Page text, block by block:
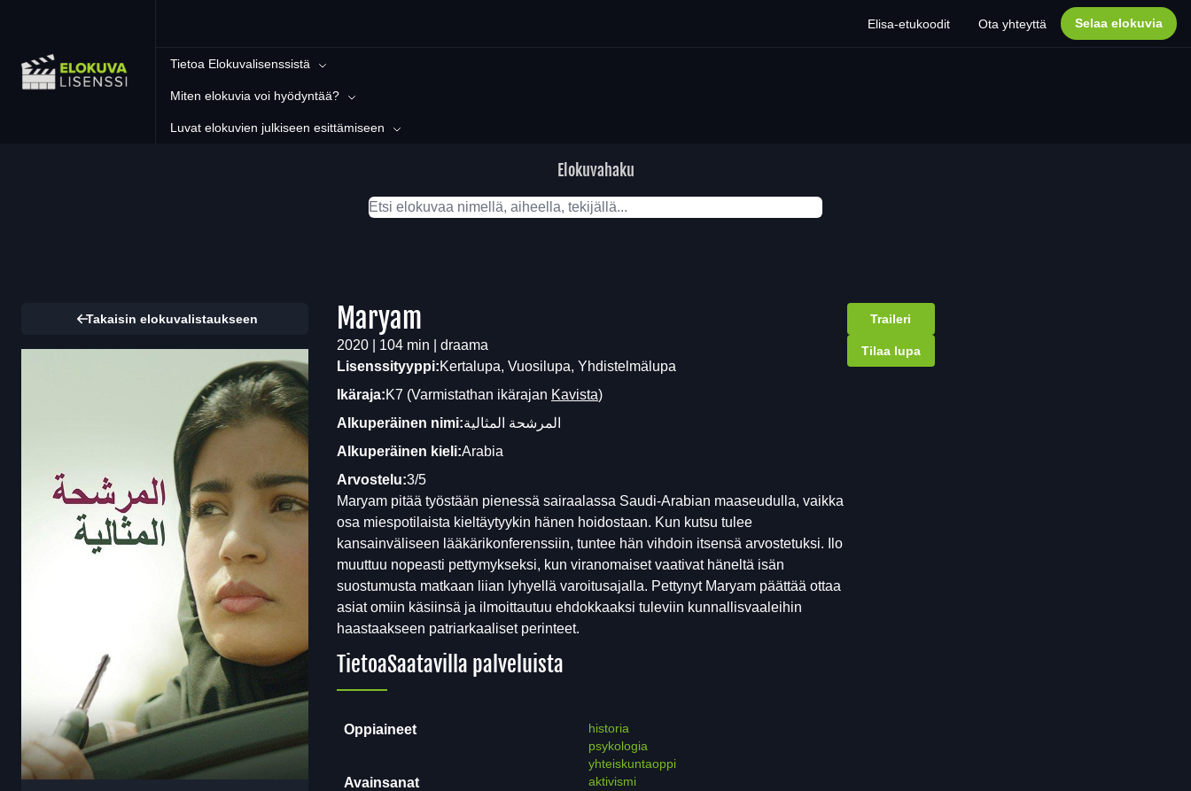
Elisa-etukoodit Ota yhteyttä Selaa elokuvia
Tietoa Elokuvalisenssistä
Miten elokuvia voi hyödyntää?
Luvat elokuvien julkiseen esittämiseen
Elokuvahaku
Takaisin elokuvalistaukseen Traileri
Tilaa lupa
Maryam
2020 | 104 min | draama
Lisenssityyppi:Kertalupa, Vuosilupa, Yhdistelmälupa
Ikäraja:K7 (Varmistathan ikärajan Kavista)
Alkuperäinen nimi:المرشحة المثالية
Alkuperäinen kieli:Arabia
Arvostelu:3/5
Maryam pitää työstään pienessä sairaalassa Saudi-Arabian maaseudulla, vaikka
osa miespotilaista kieltäytyykin hänen hoidostaan. Kun kutsu tulee
kansainväliseen lääkärikonferenssiin, tuntee hän vihdoin itsensä arvostetuksi. Ilo
muuttuu nopeasti pettymykseksi, kun viranomaiset vaativat häneltä isän
suostumusta matkaan liian lyhyellä varoitusajalla. Pettynyt Maryam päättää ottaa
asiat omiin käsiinsä ja ilmoittautuu ehdokkaaksi tuleviin kunnallisvaaleihin
haastaakseen patriarkaaliset perinteet.
TietoaSaatavilla palveluista
Oppiaineet
historia
psykologia
yhteiskuntaoppi
Avainsanat
aktivismi